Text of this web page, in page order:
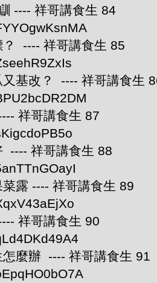
---- 祥哥講食生 84
---- 祥哥講食生 85
基改？ ---- 祥哥講食生
祥哥講食生 87
---- 祥哥講食生 88
露 ---- 祥哥講食生 89
祥哥講食生 90
麼辦 ---- 祥哥講食生 91